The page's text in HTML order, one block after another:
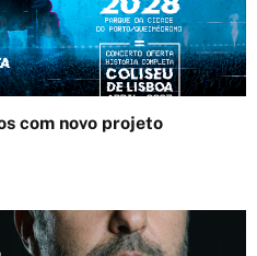
com novo projeto